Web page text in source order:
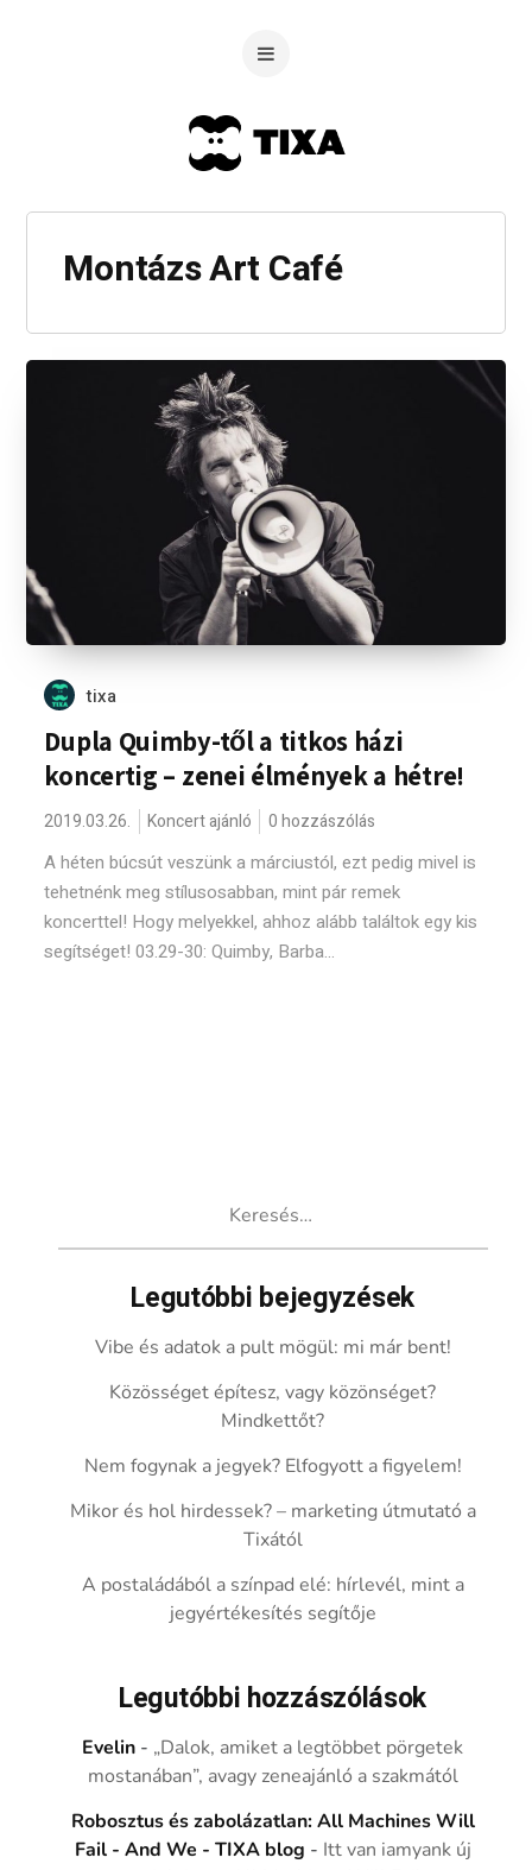
Montázs Art Café
tixa
Dupla Quimby-től a titkos házi
koncertig – zenei élmények a hétre!
2019.03.26. Koncert ajánló 0 hozzászólás
A héten búcsút veszünk a márciustól, ezt pedig mivel is
tehetnénk meg stílusosabban, mint pár remek
koncerttel! Hogy melyekkel, ahhoz alább találtok egy kis
segítséget! 03.29-30: Quimby, Barba...
Legutóbbi bejegyzések
Vibe és adatok a pult mögül: mi már bent!
Közösséget építesz, vagy közönséget?
Mindkettőt?
Nem fogynak a jegyek? Elfogyott a figyelem!
Mikor és hol hirdessek? – marketing útmutató a
Tixától
A postaládából a színpad elé: hírlevél, mint a
jegyértékesítés segítője
Legutóbbi hozzászólások
Evelin - „Dalok, amiket a legtöbbet pörgetek
mostanában”, avagy zeneajánló a szakmától
Robosztus és zabolázatlan: All Machines Will
Fail - And We - TIXA blog - Itt van iamyank új